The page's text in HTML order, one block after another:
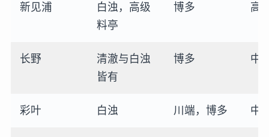
新见浦
白浊，高级
料亭
博多 高
长野
清澈与白浊
皆有
博多 中
彩叶 白浊 川端，博多 中